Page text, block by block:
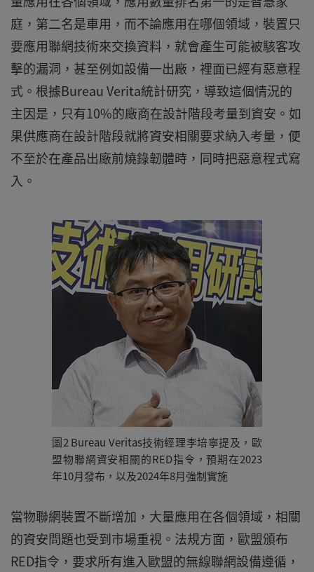
庭，第二名是車用，而不論應用在哪個領域，裝置只
要應用聯網技術來交換資料，就會產生可能被駭客攻
擊的漏洞，甚至例如設備一出廠，裡面已經有惡意程
式。根據Bureau Verita統計研究，導致這個情況的
主因是，只有10%的廠商在設計階段考量到資安。如
果供應商在設計階段就將資安相關要求納入考量，便
不至於在產品出廠前燒錄韌體時，同時把惡意程式寫
入。
圖2 Bureau Veritas技術經理李培寧提及，歐
盟物聯網資安相關的RED指令，預期在2023
年10月發布，以及2024年8月強制實施
當物聯網裝置不斷增加，大量應用在各個領域，相關
的資安問題也受到市場重視。法規方面，歐盟頒布
RED指令，要求所有進入歐盟的無線聯網設備遵循，